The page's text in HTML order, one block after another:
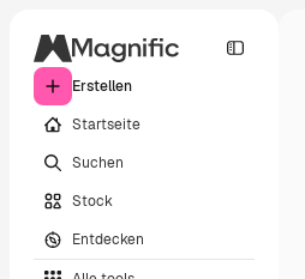
Erstellen
Startseite
Suchen
Stock
Entdecken